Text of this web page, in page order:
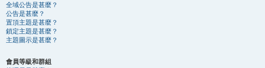
全域公告是甚麼？
公告是甚麼？
置頂主題是甚麼？
鎖定主題是甚麼？
主題圖示是甚麼？
會員等級和群組